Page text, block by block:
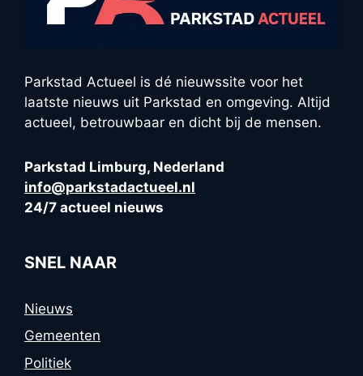
Parkstad Actueel is dé nieuwssite voor het
laatste nieuws uit Parkstad en omgeving. Altijd
actueel, betrouwbaar en dicht bij de mensen.
Parkstad Limburg, Nederland
info@parkstadactueel.nl
24/7 actueel nieuws
SNEL NAAR
Nieuws
Gemeenten
Politiek